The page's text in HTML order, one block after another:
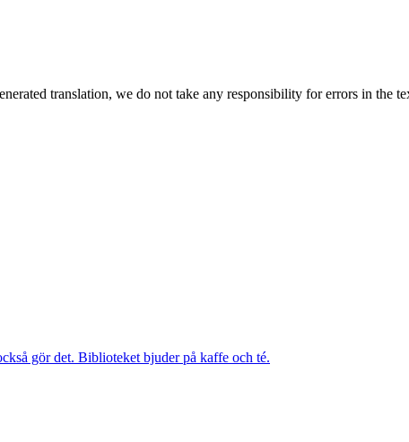
translation, we do not take any responsibility for errors in the
gör det. Biblioteket bjuder på kaffe och té.